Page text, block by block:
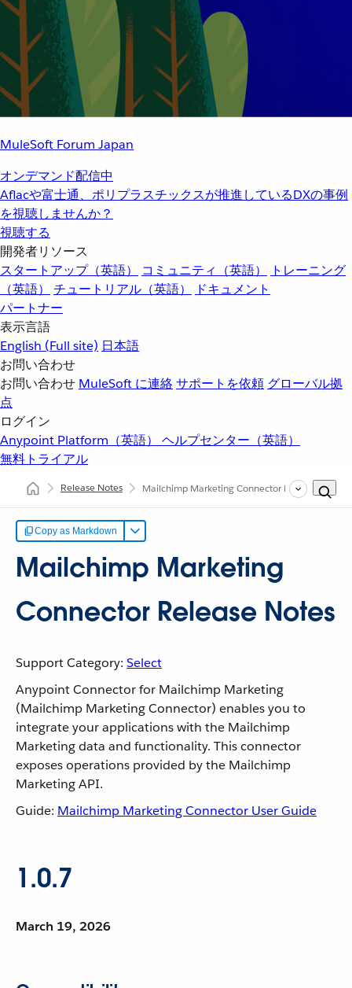
MuleSoft Forum Japan
オンデマンド配信中
Aflacや富士通、ポリプラスチックスが推進しているDXの事例
を視聴しませんか？
視聴する
開発者リソース
スタートアップ（英語）
コミュニティ（英語）
トレーニング
（英語）
チュートリアル（英語）
ドキュメント
パートナー
表示言語
English (Full site) 日本語
お問い合わせ
お問い合わせ MuleSoft に連絡サポートを依頼 グローバル拠
点
ログイン
Anypoint Platform（英語） ヘルプセンター（英語）
無料トライアル
Release Notes Mailchimp Marketing Connector Release Notes
Copy as Markdown
Mailchimp Marketing
Connector Release Notes
Support Category: Select
Anypoint Connector for Mailchimp Marketing
(Mailchimp Marketing Connector) enables you to
integrate your applications with the Mailchimp
Marketing data and functionality. This connector
exposes operations provided by the Mailchimp
Marketing API.
Guide: Mailchimp Marketing Connector User Guide
1.0.7
March 19, 2026